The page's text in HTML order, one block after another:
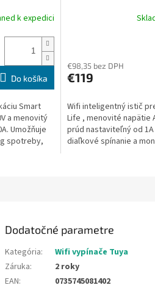
k expedici
Do košíka
Smart
a menovitý
Umožňuje
spotreby,
4,7
z
hviezdičiek.
€98,35 bez DPH
€119
Wifi inteligentný istič
Life , menovité napätie
prúd nastaviteľný od 1A
diaľkové spínanie a
Dodatočné parametre
Kategória:
Wifi vypínače Tuya
Záruka:
2 roky
EAN:
0735745081402